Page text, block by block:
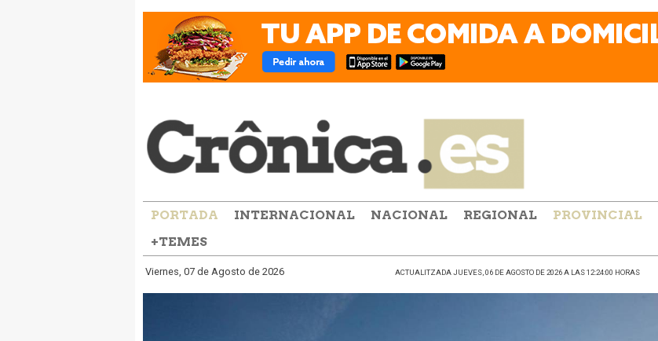
PORTADA INTERNACIONAL NACIONAL REGIONAL PROVINCIAL
+TEMES
Viernes, 07 de Agosto de 2026 ACTUALITZADA JUEVES, 06 DE AGOSTO DE 2026 A LAS 12:24:00 HORAS